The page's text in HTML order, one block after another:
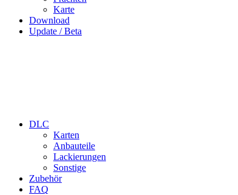
Karte
Download
Update / Beta
DLC
Karten
Anbauteile
Lackierungen
Sonstige
Zubehör
FAQ